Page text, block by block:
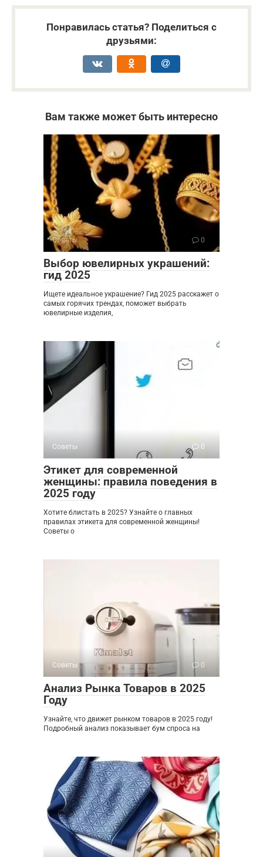
Понравилась статья? Поделиться с
друзьями:
Вам также может быть интересно
Советы 0
Выбор ювелирных украшений:
гид 2025
Ищете идеальное украшение? Гид 2025 расскажет о
самых горячих трендах, поможет выбрать
ювелирные изделия,
Советы 0
Этикет для современной
женщины: правила поведения в
2025 году
Хотите блистать в 2025? Узнайте о главных
правилах этикета для современной женщины!
Советы о
Советы 0
Анализ Рынка Товаров в 2025
Году
Узнайте, что движет рынком товаров в 2025 году!
Подробный анализ показывает бум спроса на